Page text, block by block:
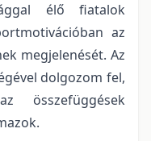
élő fiatalok
az
megjelenését. Az
dolgozom fel,
összefüggések